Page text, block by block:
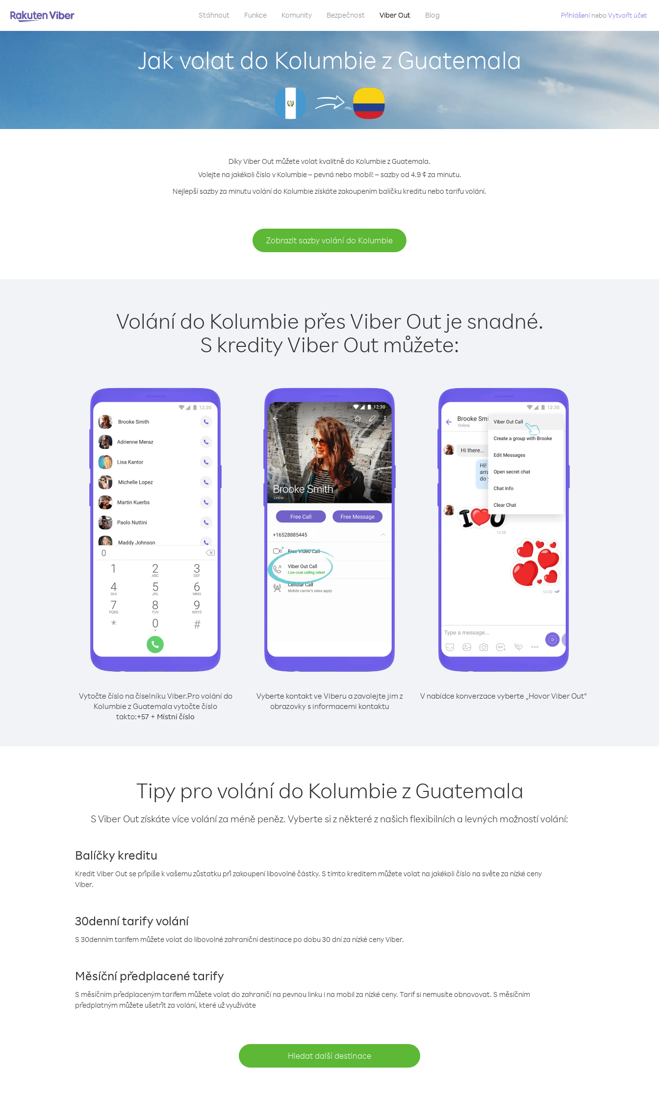
Stáhnout Funkce Komunity Bezpečnost Viber Out Blog Přihlášení neboVytvořit účet
Jak volat do Kolumbie z Guatemala
Díky Viber Out můžete volat kvalitně do Kolumbie z Guatemala.
Volejte na jakékoli číslo v Kolumbie – pevná nebo mobil! – sazby od 4.9 ¢ za minutu.
Nejlepší sazby za minutu volání do Kolumbie získáte zakoupením balíčku kreditu nebo tarifu volání.
Zobrazit sazby volání do Kolumbie
Volání do Kolumbie přes Viber Out je snadné.
S kredity Viber Out můžete:
Vytočte číslo na číselníku Viber.Pro volání do
Kolumbie z Guatemala vytočte číslo
takto:+57 + Místní číslo
Vyberte kontakt ve Viberu a zavolejte jim z
obrazovky s informacemi kontaktu
V nabídce konverzace vyberte „Hovor Viber Out“
Tipy pro volání do Kolumbie z Guatemala
S Viber Out získáte více volání za méně peněz. Vyberte si z některé z našich flexibilních a levných možností volání:
Balíčky kreditu
Kredit Viber Out se připíše k vašemu zůstatku při zakoupení libovolné částky. S tímto kreditem můžete volat na jakékoli číslo na světe za nízké ceny
Viber.
30denní tarify volání
S 30denním tarifem můžete volat do libovolné zahraniční destinace po dobu 30 dní za nízké ceny Viber.
Měsíční předplacené tarify
S měsíčním předplaceným tarifem můžete volat do zahraničí na pevnou linku i na mobil za nízké ceny. Tarif si nemusíte obnovovat. S měsíčním
předplatným můžete ušetřit za volání, které už využíváte
Hledat další destinace